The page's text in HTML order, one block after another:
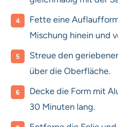
Fette eine
Mischung hinein und
Streue den
über die Oberfläche.
Decke die Form mit
30 Minuten lang.